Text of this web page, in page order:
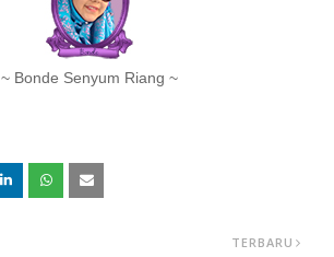
~ Bonde Senyum Riang ~
TERBARU